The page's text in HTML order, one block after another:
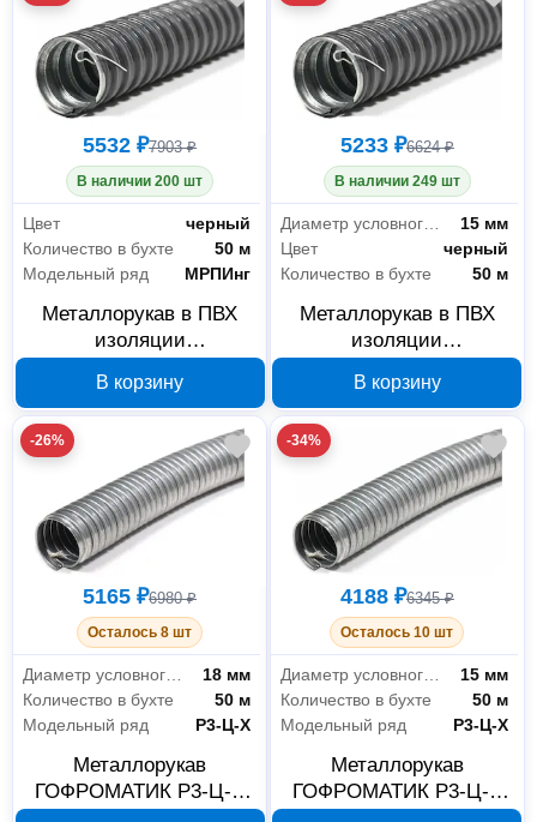
5532 ₽7903 ₽
В наличии 200 шт
Цвет
черный
Количество в бухте
50 м
Модельный ряд
МРПИнг
Металлорукав в ПВХ
изоляции
20 мм 50 м черный с
протяжкой zeta44405
В корзину
5233 ₽6624 ₽
В наличии 249 шт
Диаметр условного прохода
15 мм
Цвет
черный
Количество в бухте
50 м
Металлорукав в ПВХ
изоляции
15 мм 50 м черный с
протяжкой zeta44402
В корзину
-26%
5165 ₽6980 ₽
Осталось 8 шт
Диаметр условного прохода
18 мм
Количество в бухте
50 м
Модельный ряд
Р3-Ц-Х
Металлорукав
ГОФРОМАТИК Р3-Ц-Х
-34%
4188 ₽6345 ₽
Осталось 10 шт
Диаметр условного прохода
15 мм
Количество в бухте
50 м
Модельный ряд
Р3-Ц-Х
Металлорукав
ГОФРОМАТИК Р3-Ц-Х